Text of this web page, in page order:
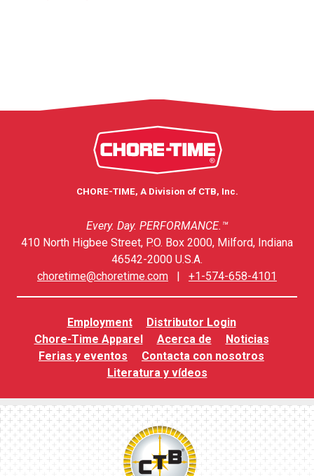
CHORE-TIME, A Division of CTB, Inc.
Every. Day. PERFORMANCE.™
410 North Higbee Street, P.O. Box 2000, Milford, Indiana
46542-2000 U.S.A.
choretime@choretime.com | +1-574-658-4101
Employment
Distributor Login
Chore-Time Apparel
Acerca de
Noticias
Ferias y eventos
Contacta con nosotros
Literatura y vídeos